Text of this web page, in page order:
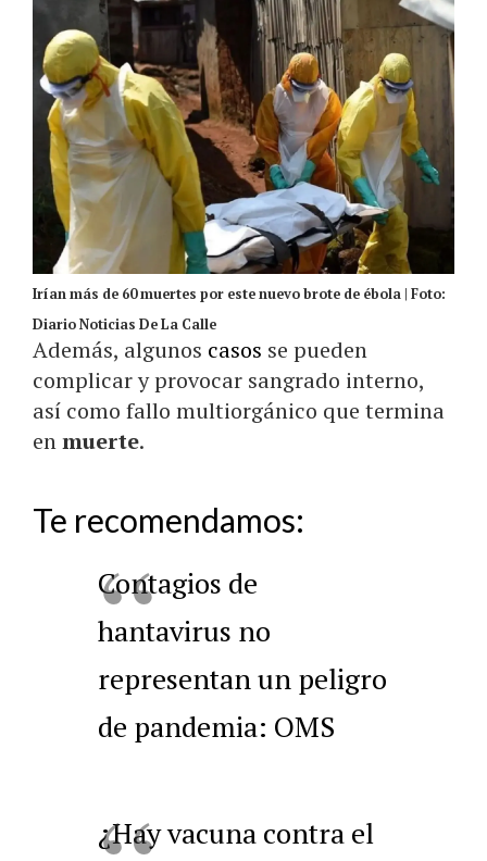
Irían más de 60 muertes por este nuevo brote de ébola | Foto:
Diario Noticias De La Calle
Además, algunos casos se pueden
complicar y provocar sangrado interno,
así como fallo multiorgánico que termina
enmuerte.
Te recomendamos:
Contagios de
hantavirus no
representan un peligro
de pandemia: OMS
¿Hay vacuna contra el